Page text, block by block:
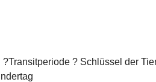
? Schlüssel der